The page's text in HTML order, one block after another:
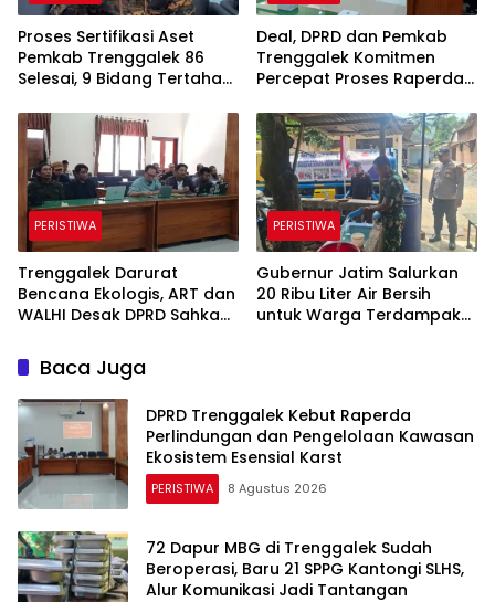
Proses Sertifikasi Aset
Pemkab Trenggalek 86
Selesai, 9 Bidang Tertahan
Deal, DPRD dan Pemkab
Trenggalek Komitmen
Percepat Proses Raperda
PERISTIWA
Trenggalek Darurat
Bencana Ekologis, ART dan
WALHI Desak DPRD Sahkan
PERISTIWA
Gubernur Jatim Salurkan
20 Ribu Liter Air Bersih
untuk Warga Terdampak
Baca Juga
DPRD Trenggalek Kebut Raperda
Perlindungan dan Pengelolaan Kawasan
Ekosistem Esensial Karst
PERISTIWA 8 Agustus 2026
72 Dapur MBG di Trenggalek Sudah
Beroperasi, Baru 21 SPPG Kantongi SLHS,
Alur Komunikasi Jadi Tantangan